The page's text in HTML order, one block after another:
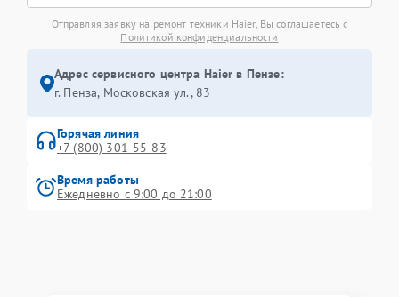
Отправляя заявку на ремонт техники Haier, Вы соглашаетесь с
Политикой конфиденциальности
Адрес сервисного центра Haier в Пензе:
г. Пенза, Московская ул., 83
Горячая линия
+7 (800) 301-55-83
Время работы
Ежедневно с 9:00 до 21:00